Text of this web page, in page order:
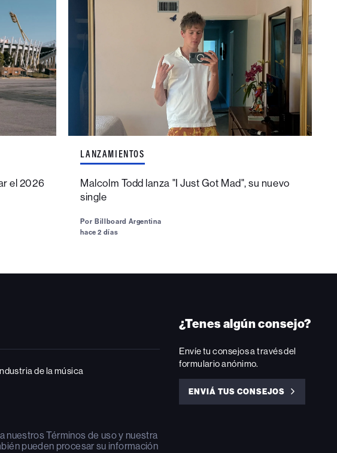
el 2026
LANZAMIENTOS
Malcolm Todd lanza "I Just Got Mad", su nuevo
single
Por Billboard Argentina
hace 2 días
de la música
nuestrosTérminos de usoy nuestra
pueden procesar su información
¿Tenes algún consejo?
Envíe tu consejos a través del
formulario anónimo.
ENVIÁ TUS CONSEJOS
ENVIÁ
TUS